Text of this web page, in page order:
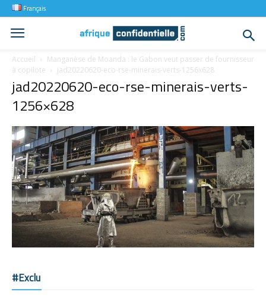
Français
Accueil
Manganèse de Moanda : le Gabon veut passer de fournisseur
à copilote
jad20220620-eco-rse-minerais-verts-1256x628
jad20220620-eco-rse-minerais-verts-
1256×628
#Exclu